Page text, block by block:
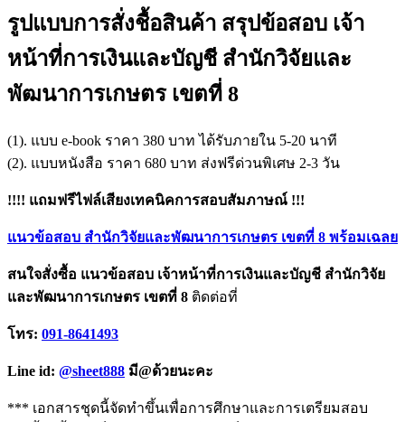
รูปแบบการสั่งชื้อสินค้า สรุปข้อสอบ เจ้า
หน้าที่การเงินและบัญชี สำนักวิจัยและ
พัฒนาการเกษตร เขตที่ 8
(1). แบบ e-book ราคา 380 บาท ได้รับภายใน 5-20 นาที
(2). แบบหนังสือ ราคา 680 บาท ส่งฟรีด่วนพิเศษ 2-3 วัน
!!!! แถมฟรีไฟล์เสียงเทคนิคการสอบสัมภาษณ์ !!!
แนวข้อสอบ สำนักวิจัยและพัฒนาการเกษตร เขตที่ 8 พร้อมเฉลย
สนใจสั่งซื้อ แนวข้อสอบ เจ้าหน้าที่การเงินและบัญชี สำนักวิจัย
และพัฒนาการเกษตร เขตที่ 8 ติดต่อที่
โทร: 091-8641493
Line id: @sheet888 มี@ด้วยนะคะ
*** เอกสารชุดนี้จัดทำขึ้นเพื่อการศึกษาและการเตรียมสอบ